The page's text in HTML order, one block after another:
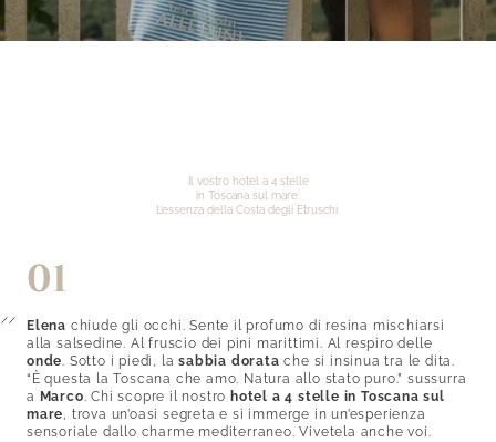
Sabbia dorata
Piscina e relax
Il vostro hotel a 4 stelle
in Toscana sul mare.
L’essenza della Costa degli Etruschi.
01
Elena chiude gli occhi. Sente il profumo di resina mischiarsi
alla salsedine. Al fruscio dei pini marittimi. Al respiro delle
onde. Sotto i piedi, lasabbia dorata che si insinua tra le dita.
“È questa la Toscana che amo. Natura allo stato puro.” sussurra
a Marco. Chi scopre il nostro hotel a 4 stelle in Toscana sul
mare, trova un’oasi segreta e si immerge in un’esperienza
sensoriale dallo charme mediterraneo. Vivetela anche voi.